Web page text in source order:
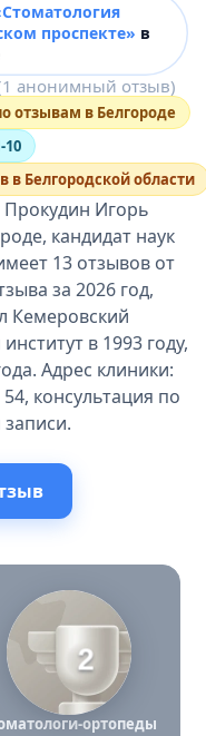
проспекте» в
анонимный отзыв)
отзывам в Белгороде
10
в Белгородской области
Прокудин Игорь
кандидат наук
13 отзывов от
за 2026 год,
Кемеровский
в 1993 году,
Адрес клиники:
консультация по
2
ортопеды